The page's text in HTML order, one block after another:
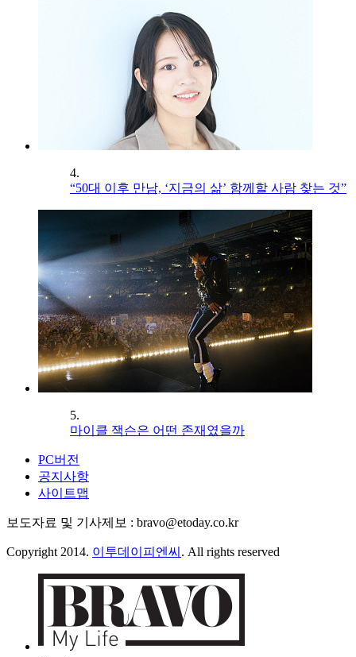
4.
“50대 이후 만남, ‘지금의 삶’ 함께할 사람 찾는 것”
5.
마이클 잭슨은 어떤 존재였을까
PC버전
공지사항
사이트맵
보도자료 및 기사제보 : bravo@etoday.co.kr
Copyright 2014. 이투데이피엔씨 . All rights reserved